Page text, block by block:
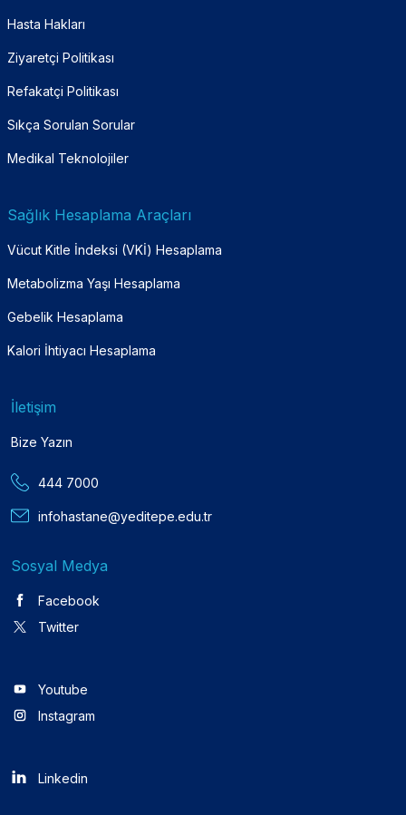
Hasta Hakları
Ziyaretçi Politikası
Refakatçi Politikası
Sıkça Sorulan Sorular
Medikal Teknolojiler
Sağlık Hesaplama Araçları
Vücut Kitle İndeksi (VKİ) Hesaplama
Metabolizma Yaşı Hesaplama
Gebelik Hesaplama
Kalori İhtiyacı Hesaplama
İletişim
Bize Yazın
444 7000
infohastane@yeditepe.edu.tr
Sosyal Medya
Facebook
Twitter
Youtube
Instagram
Linkedin